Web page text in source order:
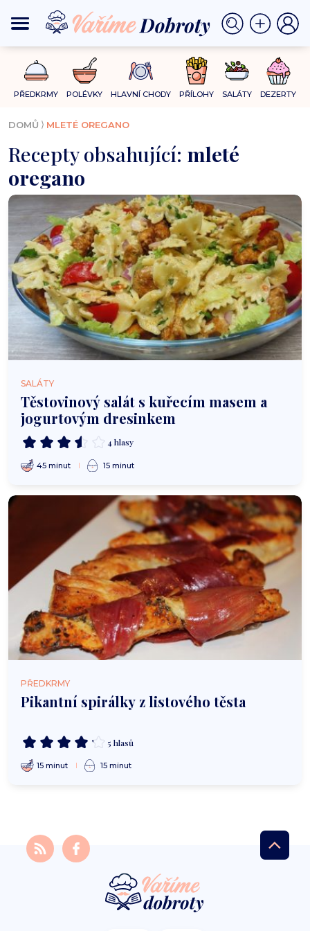
PŘEDKRMY POLÉVKY HLAVNÍ CHODY PŘÍLOHY SALÁTY DEZERTY
DOMŮ ⟩ MLETÉ OREGANO
Recepty obsahující: mleté
oregano
SALÁTY
Těstovinový salát s kuřecím masem a
jogurtovým dresinkem
4 hlasy
45 minut 15 minut
PŘEDKRMY
Pikantní spirálky z listového těsta
5 hlasů
15 minut 15 minut